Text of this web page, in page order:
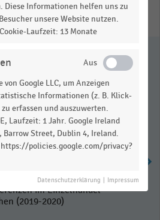
Statistik
im Einzelhandel
(2019-2020)
Diese Informationen helfen uns zu
unsere Website nutzen.
Laufzeit: 13 Monate
von Google LLC, um Anzeigen
Informationen (z. B. Klick-
erfassen und auszuwerten.
Laufzeit: 1 Jahr. Google Ireland
Barrow Street, Dublin 4, Ireland.
policies.google.com/privacy?
Datenschutzerklärung Impressum